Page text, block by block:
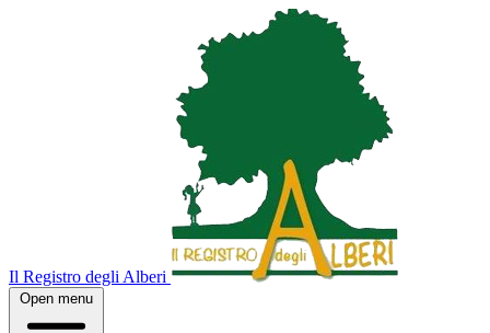
Il Registro degli Alberi
Open menu